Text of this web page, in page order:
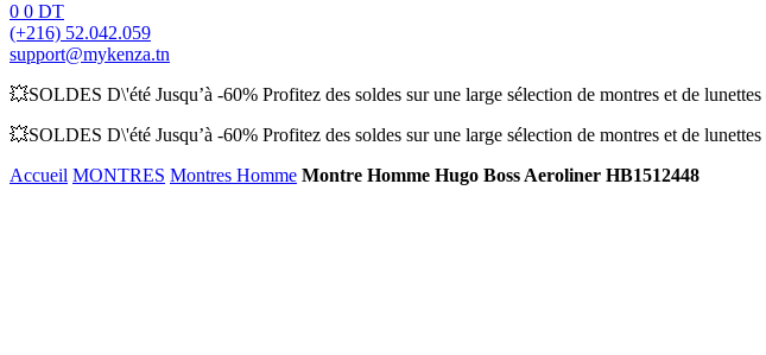
0 0 DT
(+216) 52.042.059
support@mykenza.tn
💥SOLDES D\'été Jusqu’à -60% Profitez des soldes sur une large sélection de montres et de
💥SOLDES D\'été Jusqu’à -60% Profitez des soldes sur une large sélection de montres et de
Accueil MONTRES Montres Homme Montre Homme Hugo Boss Aeroliner HB1512448